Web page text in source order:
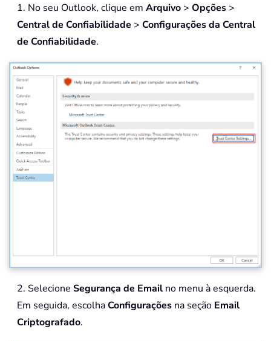
1. No seu Outlook, clique em Arquivo > Opções >
Central de Confiabilidade > Configurações da Central
de Confiabilidade.
2. Selecione Segurança de Email no menu à esquerda.
Em seguida, escolhaConfigurações na seção Email
Criptografado.